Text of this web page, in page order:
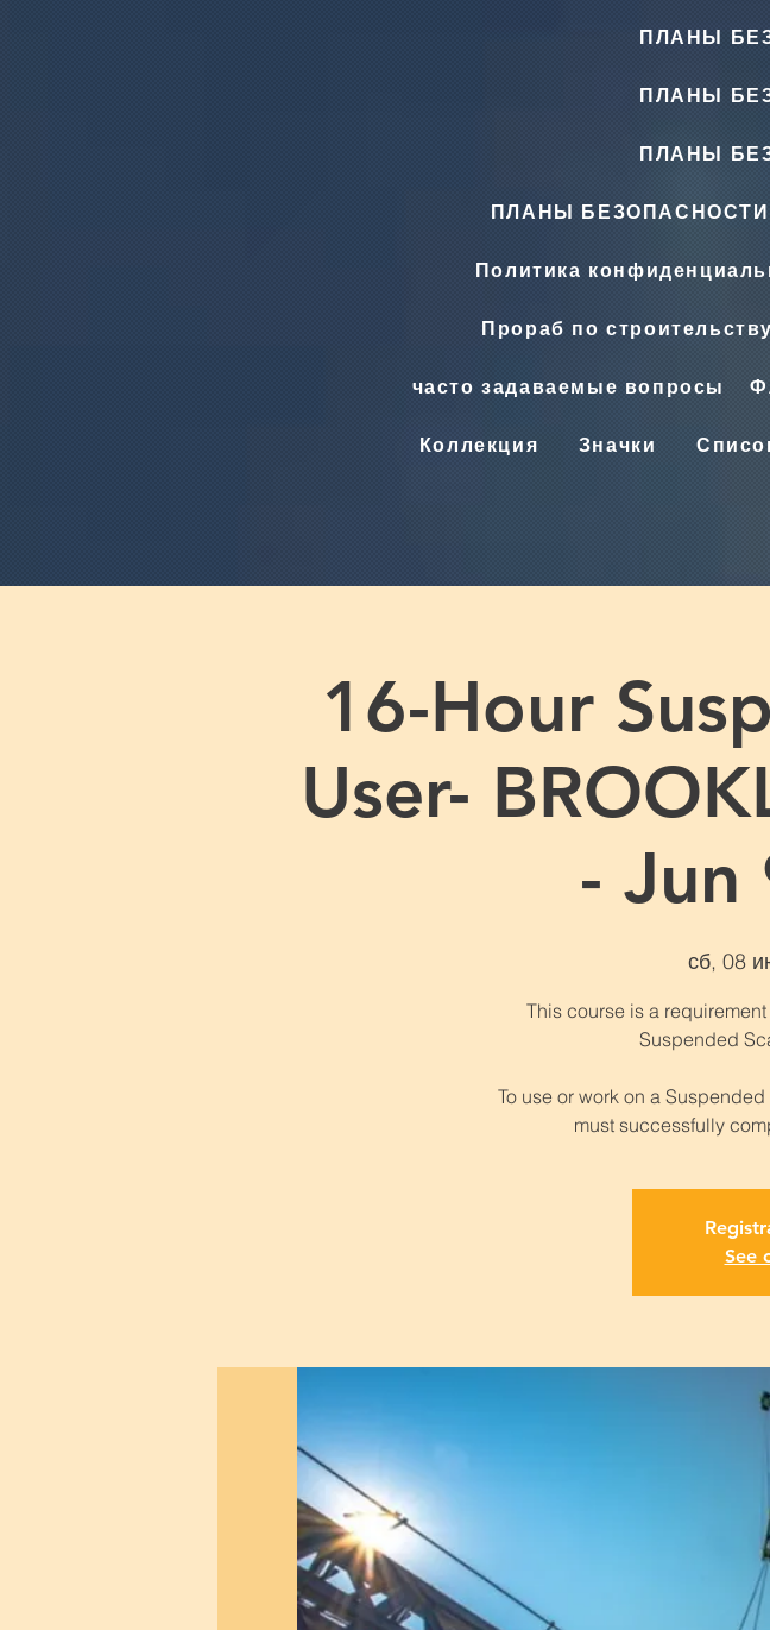
ПЛАНЫ
ПЛАНЫ
ПЛАНЫ
ПЛАНЫ
Политика
Прораб по строительству
часто задаваемые вопросы
Коллекция Значки
16-Hour
User-
- Jun
сб, 08
This course is a
Suspended
To use or work on a
See